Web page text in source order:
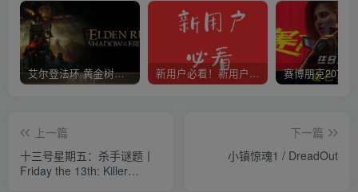
艾尔登法环 黄金树幽影 新用户必看！新用户必看！新用户必看！！！
上一篇
十三号星期五：杀手谜题丨
Friday the 13th: Killer
下一篇
小镇惊魂1 / DreadOut